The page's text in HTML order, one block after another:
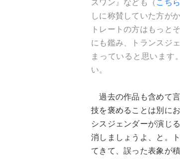
スワン』なども（ こち
しに称賛していた方が
トレートの方はもっと
にも鑑み、トランスジ
まっていると思います
い。
過去の作品も含めて
技を褒めることは別に
シスジェンダーが演じ
消しましょうよ、と。
てきて、誤った表象が